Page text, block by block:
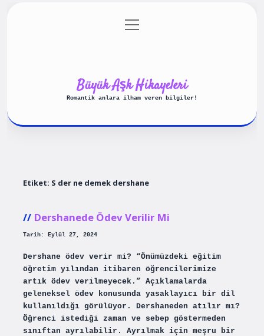
Gizlilik Politikası
menüyü
aç
Büyük Aşk Hikayeleri
Romantik anlara ilham veren bilgiler!
Etiket: S der ne demek dershane
Dershanede Ödev Verilir Mi
Tarih: Eylül 27, 2024
Dershane ödev verir mi? “Önümüzdeki eğitim
öğretim yılından itibaren öğrencilerimize
artık ödev verilmeyecek.” Açıklamalarda
geleneksel ödev konusunda yasaklayıcı bir dil
kullanıldığı görülüyor. Dershaneden atılır mı?
Öğrenci istediği zaman ve sebep göstermeden
sınıftan ayrılabilir. Ayrılmak için meşru bir